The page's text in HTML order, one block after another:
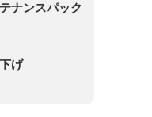
ナンスパック
げ